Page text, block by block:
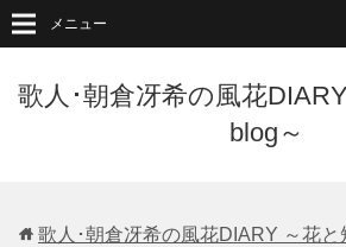
歌人･朝倉冴希の風花
blog～
メニュー
歌人･朝倉冴希の風花DIARY ～花と